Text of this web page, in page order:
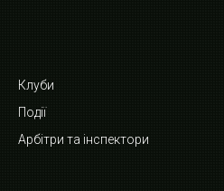
Клуби
Події
Арбітри та інспектори